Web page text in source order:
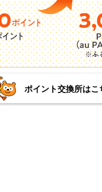
ポイント交換所はこ